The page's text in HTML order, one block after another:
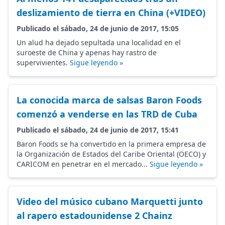
deslizamiento de tierra en China (+VIDEO)
Publicado el sábado, 24 de junio de 2017, 15:05
Un alud ha dejado sepultada una localidad en el
suroeste de China y apenas hay rastro de
supervivientes. Sigue leyendo »
La conocida marca de salsas Baron Foods
comenzó a venderse en las TRD de Cuba
Publicado el sábado, 24 de junio de 2017, 15:41
Baron Foods se ha convertido en la primera empresa de
la Organización de Estados del Caribe Oriental (OECO) y
CARICOM en penetrar en el mercado... Sigue leyendo »
Video del músico cubano Marquetti junto
al rapero estadounidense 2 Chainz